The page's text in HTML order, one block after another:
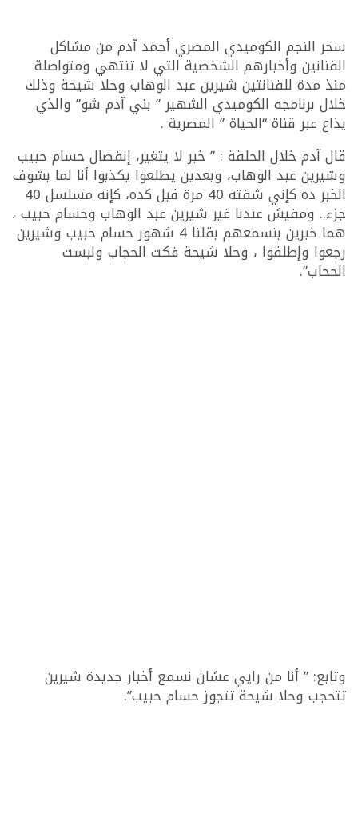
سخر النجم الكوميدي المصري أحمد آدم من مشاكل
الفنانين وأخبارهم الشخصية التي لا تنتهي ومتواصلة
منذ مدة للفنانتين شيرين عبد الوهاب وحلا شيحة وذلك
خلال برنامجه الكوميدي الشهير ” بني آدم شو” والذي
يذاع عبر قناة “الحياة ” المصرية .
قال آدم خلال الحلقة : ” خبر لا يتغير، إنفصال حسام حبيب
وشيرين عبد الوهاب، وبعدين يطلعوا يكذبوا أنا لما بشوف
الخبر ده كإني شفته 40 مرة قبل كده، كإنه مسلسل 40
جزء.. ومفيش عندنا غير شيرين عبد الوهاب وحسام حبيب ،
هما خبرين بنسمعهم بقلنا 4 شهور حسام حبيب وشيرين
رجعوا وإطلقوا ، وحلا شيحة فكت الحجاب ولبست
الححاب”.
وتابع: ” أنا من رايي عشان نسمع أخبار جديدة شيرين
تتحجب وحلا شيحة تتجوز حسام حبيب”.